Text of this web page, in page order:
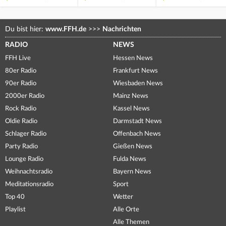
Du bist hier: www.FFH.de >>> Nachrichten
RADIO
FFH Live
80er Radio
90er Radio
2000er Radio
Rock Radio
Oldie Radio
Schlager Radio
Party Radio
Lounge Radio
Weihnachtsradio
Meditationsradio
Top 40
Playlist
NEWS
Hessen News
Frankfurt News
Wiesbaden News
Mainz News
Kassel News
Darmstadt News
Offenbach News
Gießen News
Fulda News
Bayern News
Sport
Wetter
Alle Orte
Alle Themen